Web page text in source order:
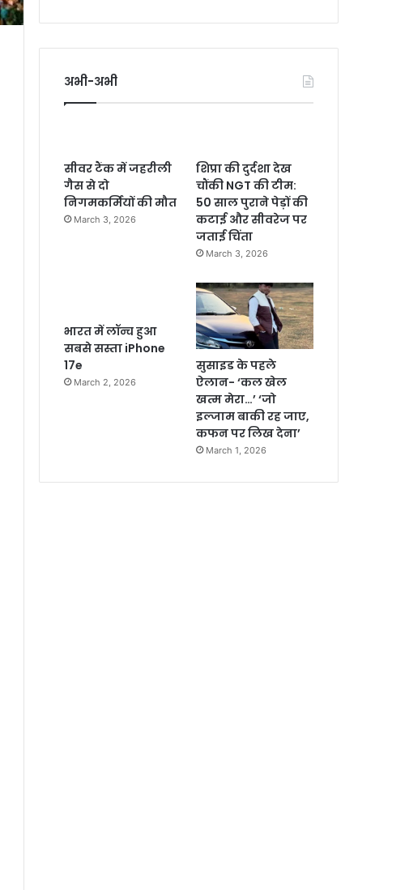
अभी-अभी
सीवर टैंक में जहरीली
गैस से दो
निगमकर्मियों की मौत
March 3, 2026
शिप्रा की दुर्दशा देख
चौंकी NGT की टीम:
50 साल पुराने पेड़ों की
कटाई और सीवरेज पर
जताई चिंता
March 3, 2026
भारत में लॉन्च हुआ
सबसे सस्ता iPhone
17e
March 2, 2026
सुसाइड के पहले
ऐलान- ‘कल खेल
खत्म मेरा…’ ‘जो
इल्जाम बाकी रह जाए,
कफन पर लिख देना’
March 1, 2026